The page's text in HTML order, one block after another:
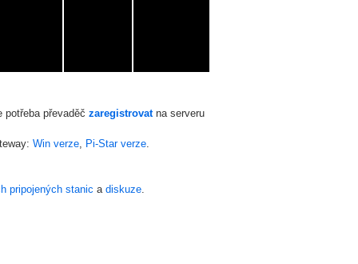
převaděč zaregistrovatna serveru
Win verze, Pi-Star verze.
pripojených stanic a diskuze.